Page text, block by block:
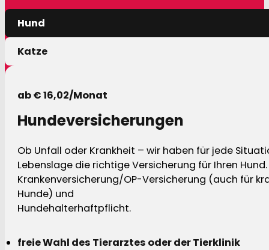
Hund
Katze
ab € 16,02/Monat
Hundeversicherungen
Ob Unfall oder Krankheit – wir haben für jede
Lebenslage die richtige Versicherung für Ihren Hund.
Krankenversicherung/OP-Versicherung (auch für
Hunde) und
Hundehalterhaftpflicht.
freie Wahl des Tierarztes oder der Tierklinik